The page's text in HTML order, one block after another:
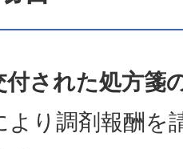
付された処方箋
より調剤報酬を